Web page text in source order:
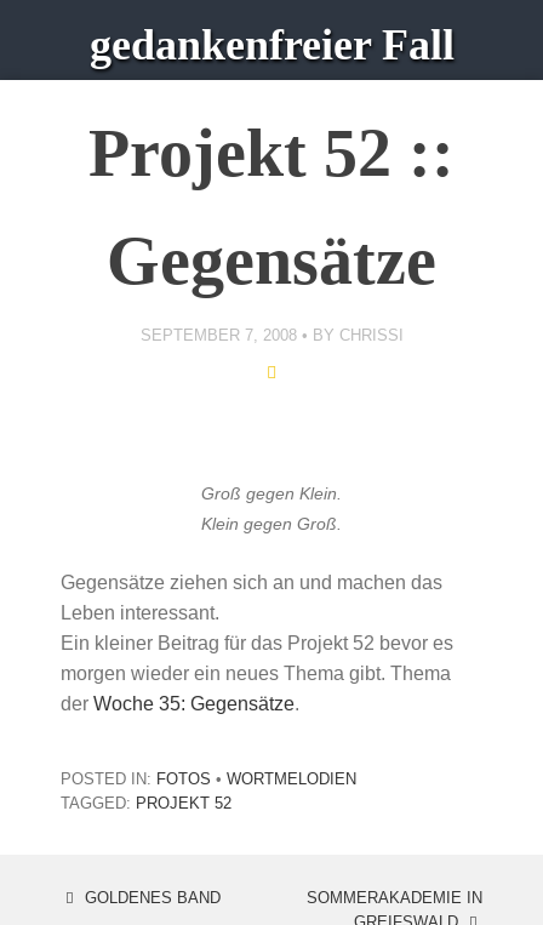
gedankenfreier Fall
Projekt 52 ::
Gegensätze
SEPTEMBER 7, 2008 BY CHRISSI
Groß gegen Klein.
Klein gegen Groß.
Gegensätze ziehen sich an und machen das
Leben interessant.
Ein kleiner Beitrag für das Projekt 52 bevor es
morgen wieder ein neues Thema gibt. Thema
der Woche 35: Gegensätze.
POSTED IN: FOTOS • WORTMELODIEN
TAGGED: PROJEKT 52
POST
GOLDENES BAND
SOMMERAKADEMIE IN